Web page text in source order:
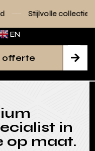
voor elk interieur
EN

offerte
in
op maat.